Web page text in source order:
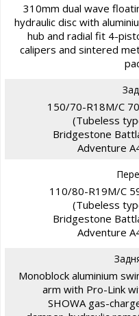
310mm dual wave
hydraulic disc with
hub and radial fit 4-
calipers and sintered
150/70-R18M/C
(Tubeless
Bridgestone
Adventure
110/80-R19M/C
(Tubeless
Bridgestone
Adventure
Monoblock aluminium
arm with Pro-Link
SHOWA gas-